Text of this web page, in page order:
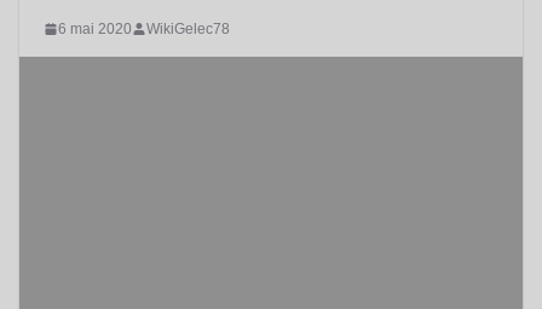
6 mai 2020 WikiGelec78